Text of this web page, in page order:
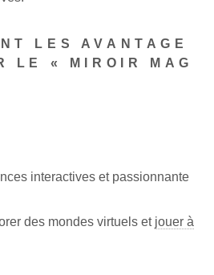
LES AVANTAGE
LE « MIROIR MAG
interactives et passionnante
des mondes virtuels et jouer à